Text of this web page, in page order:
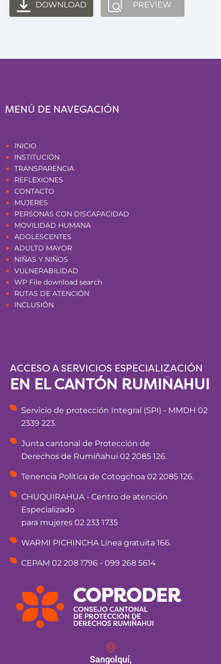
DOWNLOAD PREVIEW
MENÚ DE NAVEGACIÓN
INICIO
INSTITUCIÓN
TRANSPARENCIA
REFLEXIONES
CONTACTO
MUJERES
PERSONAS CON DISCAPACIDAD
MOVILIDAD HUMANA
ADOLESCENTES
ADULTO MAYOR
NIÑAS Y NIÑOS
VULNERABILIDAD
WP File download search
RUTAS DE ATENCIÓN
INCLUSIÓN
ACCESO A SERVICIOS ESPECIALIZACIÓN
EN EL CANTÓN RUMIÑAHUI
Servicio de protección Integral (SPI) - MMDH 02
2339 223.
Junta cantonal de Protección de
Derechos de Rumiñahui 02 2085 126.
Tenencia Política de Cotogchoa 02 2085 126.
CHUQUIRAHUA - Centro de atención
Especializado
para mujeres 02 233 1735
WARMI PICHINCHA Línea gratuita 166.
CEPAM 02 208 1796 - 099 268 5614
Sangolquí,